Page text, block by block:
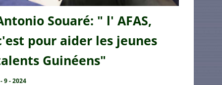
Souaré: " l' AFAS,
pour aider les jeunes
Guinéens"
9 - 2024